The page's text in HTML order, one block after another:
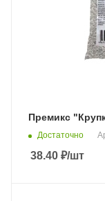
Премикс
Достаточно
38.40 ₽/шт